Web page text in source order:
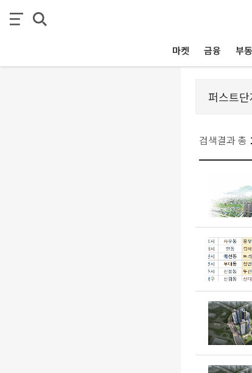
마켓 금융 부
검색결과 총